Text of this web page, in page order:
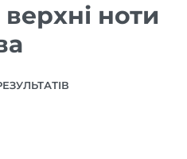
ноти